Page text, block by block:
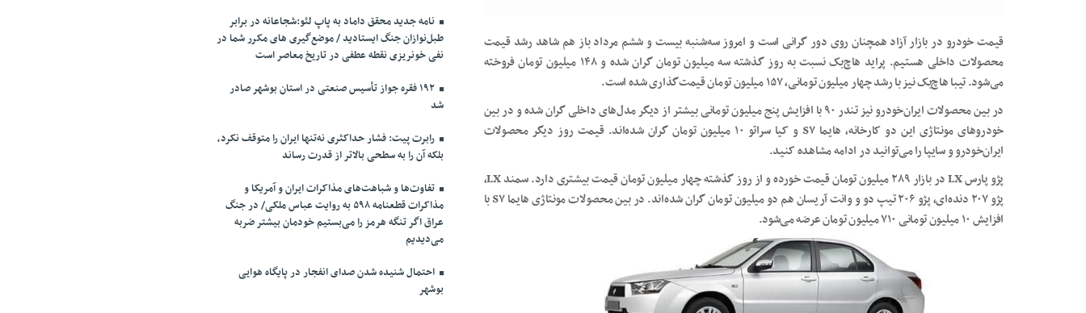
قیمت خودرو در بازار آزاد همچنان روی دور گرانی است و امروز سه‌شنبه بیست و ششم مرداد باز هم شاهد رشد قیمت
محصولات داخلی هستیم. پراید هاچ‌بک نسبت به روز گذشته سه میلیون تومان گران شده و ۱۴۸ میلیون تومان فروخته
می‌شود. تیبا هاچ‌بک نیز با رشد چهار میلیون تومانی، ۱۵۷ میلیون تومان قیمت‌گذاری شده است.
در بین محصولات ایران‌خودرو نیز تندر ۹۰ با افزایش پنج میلیون تومانی بیشتر از دیگر مدل‌های داخلی گران شده و در بین
خودرو‌های مونتاژی این دو کارخانه، هایما S۷ و کیا سراتو ۱۰ میلیون تومان گران شده‌اند. قیمت روز دیگر محصولات
ایران‌خودرو و سایپا را می‌توانید در ادامه مشاهده کنید.
پژو پارس LX در بازار ۲۸۹ میلیون تومان قیمت خورده و از روز گذشته چهار میلیون تومان قیمت بیشتری دارد. سمند LX،
پژو ۲۰۷ دنده‌ای، پژو ۲۰۶ تیپ دو و وانت آریسان هم دو میلیون تومان گران شده‌اند. در بین محصولات مونتاژی هایما S۷ با
افزایش ۱۰ میلیون تومانی ۷۱۰ میلیون تومان عرضه می‌شود.
نامه جدید محقق داماد به پاپ لئو:شجاعانه در برابر
طبل‌نوازان جنگ ایستادید / موضع‌گیری های مکرر شما در
نفی خونریزی نقطه عطفی در تاریخ معاصر است
۱۹۲ فقره جواز تأسیس صنعتی در استان بوشهر صادر
شد
رابرت پیت: فشار حداکثری نه‌تنها ایران را متوقف نکرد،
بلکه آن را به سطحی بالاتر از قدرت رساند
تفاوت‌ها و شباهت‌های مذاکرات ایران و آمریکا و
مذاکرات قطعنامه ۵۹۸ به روایت عباس ملکی/ در جنگ
عراق اگر تنگه هرمز را می‌بستیم خودمان بیشتر ضربه
می‌دیدیم
احتمال شنیده شدن صدای انفجار در پایگاه هوایی
بوشهر